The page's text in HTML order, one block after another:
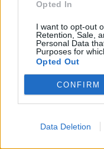
Opted In
I want to opt-out
Retention, Sale,
Personal Data
Purposes for
Opted Out
CONFIRM
Data Deletion
ΡΟΗ ΕΙΔΗΣΕΩΝ
Κορυφώνεται η
56.000 επιβάτες
λιμάνια της Αττικής
– Τα έργα Antinero